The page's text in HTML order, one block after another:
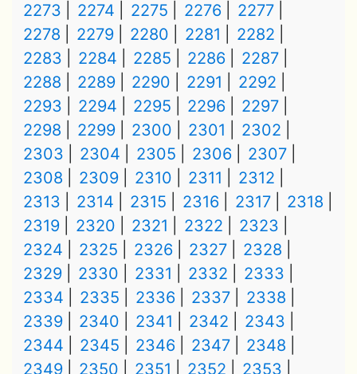
2273
2274 2275 2276
2277
2278
2279 2280 2281
2282
2283
2284 2285 2286
2287
2288
2289 2290 2291
2292
2293
2294 2295 2296
2297
2298
2299 2300 2301
2302
2303
2304 2305 2306
2307
2308
2309 2310 2311
2312
2313
2314 2315 2316 2317
2318
2319
2320 2321 2322
2323
2324
2325 2326 2327
2328
2329
2330 2331 2332
2333
2334
2335 2336 2337
2338
2339
2340 2341 2342
2343
2344
2345 2346 2347
2348
2349
2350 2351 2352
2353